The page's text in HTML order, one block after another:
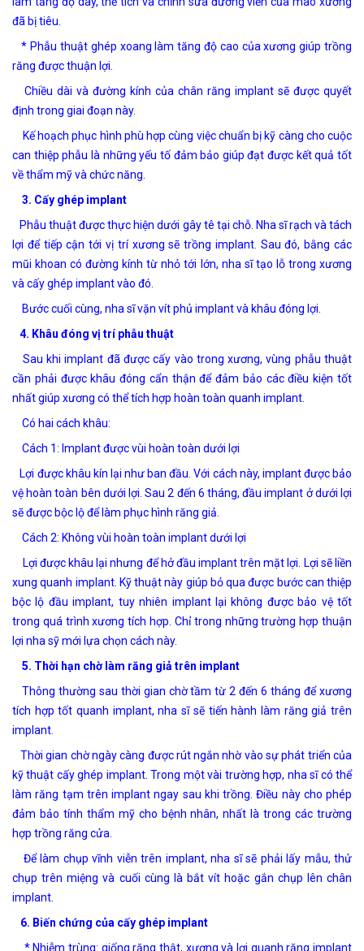
đã bị tiêu.
* Phẫu thuật ghép xoang làm tăng độ cao của xương giúp trồng
răng được thuận lợi.
Chiều dài và đường kính của chân răng implant sẽ được quyết
định trong giai đoạn này.
Kế hoạch phục hình phù hợp cùng việc chuẩn bị kỹ càng cho cuộc
can thiệp phẫu là những yếu tố đảm bảo giúp đạt được kết quả tốt
về thẩm mỹ và chức năng.
3. Cấy ghép implant
Phẫu thuật được thực hiện dưới gây tê tại chỗ. Nha sĩ rạch và tách
lợi để tiếp cận tới vị trí xương sẽ trồng implant. Sau đó, bằng các
mũi khoan có đường kính từ nhỏ tới lớn, nha sĩ tạo lỗ trong xương
và cấy ghép implant vào đó.
Bước cuối cùng, nha sĩ vặn vít phủ implant và khâu đóng lợi.
4. Khâu đóng vị trí phẫu thuật
Sau khi implant đã được cấy vào trong xương, vùng phẫu thuật
cần phải được khâu đóng cẩn thận để đảm bảo các điều kiện tốt
nhất giúp xương có thể tích hợp hoàn toàn quanh implant.
Có hai cách khâu:
Cách 1: Implant được vùi hoàn toàn dưới lợi
Lợi được khâu kín lại như ban đầu. Với cách này, implant được bảo
vệ hoàn toàn bên dưới lợi. Sau 2 đến 6 tháng, đầu implant ở dưới lợi
sẽ được bộc lộ để làm phục hình răng giả.
Cách 2: Không vùi hoàn toàn implant dưới lợi
Lợi được khâu lại nhưng để hở đầu implant trên mặt lợi. Lợi sẽ liền
xung quanh implant. Kỹ thuật này giúp bỏ qua được bước can thiệp
bộc lộ đầu implant, tuy nhiên implant lại không được bảo vệ tốt
trong quá trình xương tích hợp. Chỉ trong những trường hợp thuận
lợi nha sỹ mới lựa chọn cách này.
5. Thời hạn chờ làm răng giả trên implant
Thông thường sau thời gian chờ tầm từ 2 đến 6 tháng để xương
tích hợp tốt quanh implant, nha sĩ sẽ tiến hành làm răng giả trên
implant.
Thời gian chờ ngày càng được rút ngắn nhờ vào sự phát triển của
kỹ thuật cấy ghép implant. Trong một vài trường hợp, nha sĩ có thể
làm răng tạm trên implant ngay sau khi trồng. Điều này cho phép
đảm bảo tính thẩm mỹ cho bệnh nhân, nhất là trong các trường
hợp trồng răng cửa.
Để làm chụp vĩnh viễn trên implant, nha sĩ sẽ phải lấy mẫu, thử
chụp trên miệng và cuối cùng là bắt vít hoặc gắn chụp lên chân
implant.
6. Biến chứng của cấy ghép implant
* Nhiễm trùng: giống răng thật, xương và lợi quanh răng implant